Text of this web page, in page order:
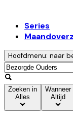
Series
Hoofdmenu: naar
Zoeken in
Alles
Wanneer
Altijd